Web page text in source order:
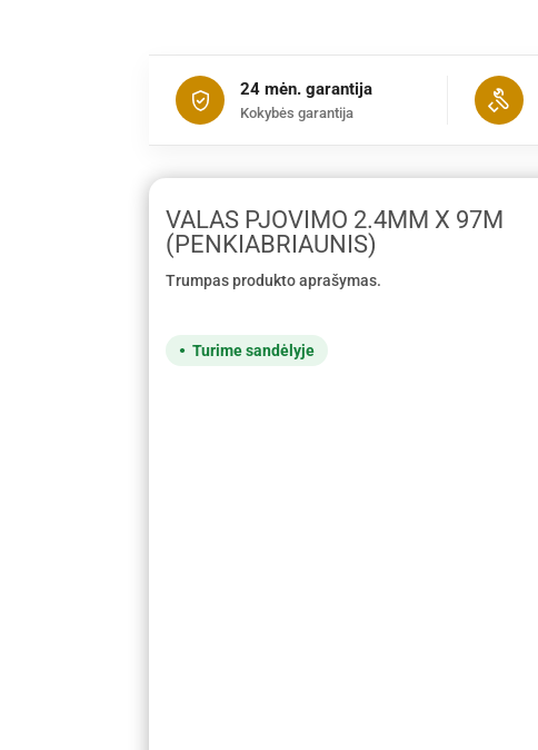
24 mėn. garantija
Kokybės garantija
VALAS PJOVIMO 2.4MM X 97M
(PENKIABRIAUNIS)
Trumpas produkto aprašymas.
Turime sandėlyje